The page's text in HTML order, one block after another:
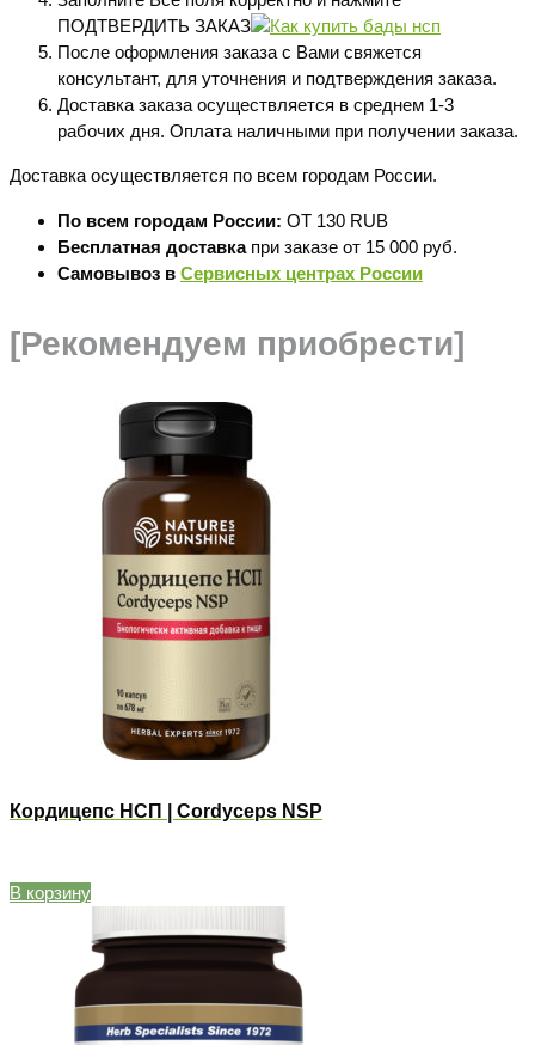
ПОДТВЕРДИТЬ ЗАКАЗ
После оформления заказа с Вами свяжется
консультант, для уточнения и подтверждения заказа.
Доставка заказа осуществляется в среднем 1-3
рабочих дня. Оплата наличными при получении заказа.
Доставка осуществляется по всем городам России.
По всем городам России: ОТ 130 RUB
Бесплатная доставкапри заказе от 15 000 руб.
Самовывоз в Сервисных центрах России
[Рекомендуем приобрести]
Кордицепс НСП | Cordyceps NSP
В корзину